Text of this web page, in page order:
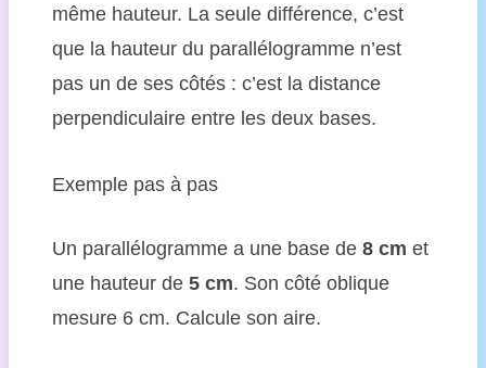
même hauteur. La seule différence, c’est
que la hauteur du parallélogramme n’est
pas un de ses côtés : c’est la distance
perpendiculaire entre les deux bases.
Exemple pas à pas
Un parallélogramme a une base de 8 cm et
une hauteur de 5 cm. Son côté oblique
mesure 6 cm. Calcule son aire.